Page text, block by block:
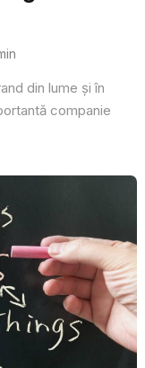
din lume și în
companie